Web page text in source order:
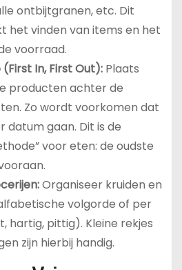
ontbijtgranen, etc. Dit
het vinden van items en het
voorraad.
In, First Out):Plaats
producten achter de
Zo wordt voorkomen dat
datum gaan. Dit is de
voor eten: de oudste
Organiseer kruiden en
volgorde of per
hartig, pittig). Kleine rekjes
zijn hierbij handig.